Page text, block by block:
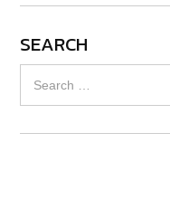
SEARCH
for: